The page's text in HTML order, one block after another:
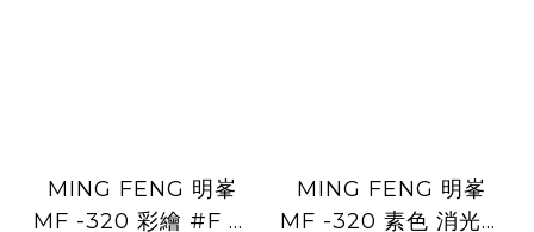
MING FENG 明峯
MF -320 彩繪 #F 變
MING FENG 明峯
MF -320 素色 消光幻